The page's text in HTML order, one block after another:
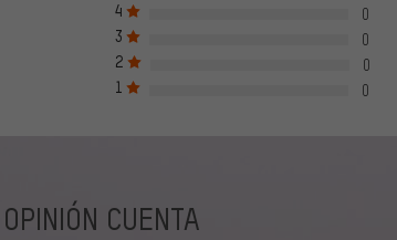
4
0
3
0
2
0
1
0
CUENTA